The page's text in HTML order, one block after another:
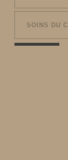
SOINS DU